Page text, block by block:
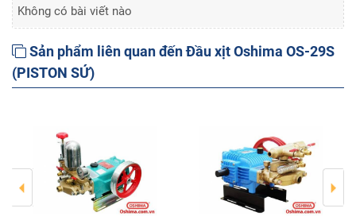
Không có bài viết nào
Sản phẩm liên quan đến Đầu xịt Oshima OS-29S
(PISTON SỨ)